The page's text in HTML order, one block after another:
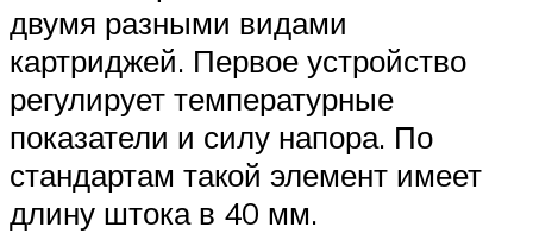
двумя разными видами
картриджей. Первое устройство
регулирует температурные
показатели и силу напора. По
стандартам такой элемент имеет
длину штока в 40 мм.